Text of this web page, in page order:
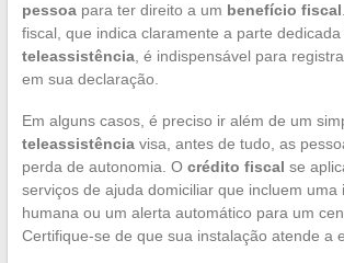
pessoapara ter direito a um benefício fiscal
fiscal, que indica claramente a parte dedicada
teleassistência, é indispensável para
em sua declaração.
Em alguns casos, é preciso ir além de um
teleassistênciavisa, antes de tudo, as
perda de autonomia. O crédito fiscal se
serviços de ajuda domiciliar que incluem uma
humana ou um alerta automático para um
Certifique-se de que sua instalação atende a